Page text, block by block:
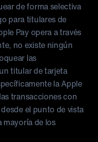
de forma selectiva
para titulares de
Pay opera a través
no existe ningún
las
titular de tarjeta
la Apple
transacciones con
el punto de vista
mayoría de los